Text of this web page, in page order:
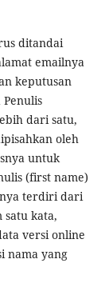
ditandai
emailnya
keputusan
dari satu,
oleh
untuk
(first name)
terdiri dari
satu kata,
versi online
nama yang